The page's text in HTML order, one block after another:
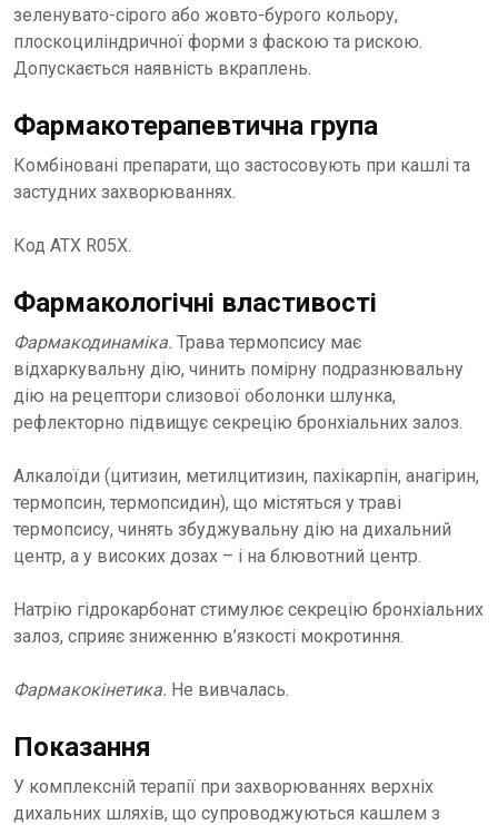
зеленувато-сірого або жовто-бурого кольору,
плоскоциліндричної форми з фаскою та рискою.
Допускається наявність вкраплень.
Фармакотерапевтична група
Комбіновані препарати, що застосовують при кашлі та
застудних захворюваннях.
Код АТХ R05Х.
Фармакологічні властивості
Фармакодинаміка. Трава термопсису має
відхаркувальну дію, чинить помірну подразнювальну
дію на рецептори слизової оболонки шлунка,
рефлекторно підвищує секрецію бронхіальних залоз.
Алкалоїди (цитизин, метилцитизин, пахікарпін, анагірин,
термопсин, термопсидин), що містяться у траві
термопсису, чинять збуджувальну дію на дихальний
центр, а у високих дозах – і на блювотний центр.
Натрію гідрокарбонат стимулює секрецію бронхіальних
залоз, сприяє зниженню в’язкості мокротиння.
Фармакокінетика. Не вивчалась.
Показання
У комплексній терапії при захворюваннях верхніх
дихальних шляхів, що супроводжуються кашлем з